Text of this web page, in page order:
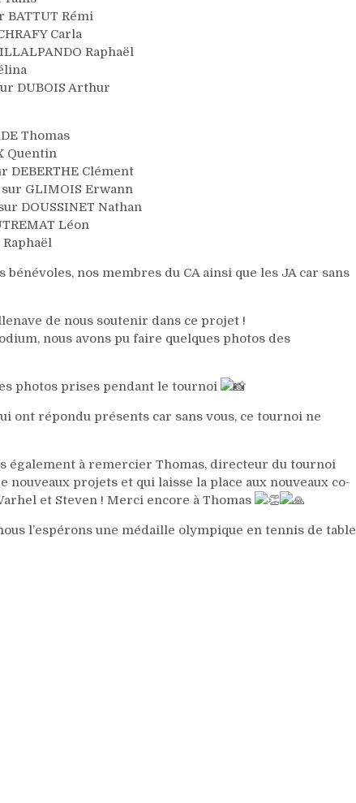
BATTUT Rémi
Carla
Raphaël
DUBOIS Arthur
Thomas
Quentin
DEBERTHE Clément
sur GLIMOIS Erwann
DOUSSINET Nathan
Léon
Raphaël
nos membres du CA ainsi que les JA car sans
de nous soutenir dans ce projet !
nous avons pu faire quelques photos des
photos prises pendant le tournoi
ont répondu présents car sans vous, ce tournoi ne
à remercier Thomas, directeur du tournoi
nouveaux projets et qui laisse la place aux nouveaux co-
et Steven ! Merci encore à Thomas
l’espérons une médaille olympique en tennis de table